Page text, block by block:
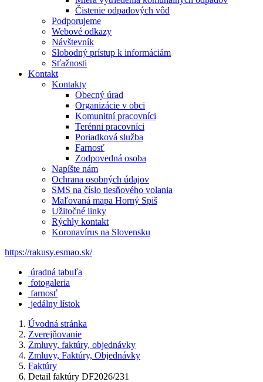
Čistenie odpadových vôd
Podporujeme
Webové odkazy
Návštevník
Slobodný prístup k informáciám
Sťažnosti
Kontakt
Kontakty
Obecný úrad
Organizácie v obci
Komunitní pracovníci
Terénni pracovníci
Poriadková služba
Farnosť
Zodpovedná osoba
Napíšte nám
Ochrana osobných údajov
SMS na číslo tiesňového volania
Maľovaná mapa Horný Spiš
Užitočné linky
Rýchly kontakt
Koronavírus na Slovensku
https://rakusy.esmao.sk/
úradná tabuľa
fotogaleria
farnosť
jedálny lístok
Úvodná stránka
Zverejňovanie
Zmluvy, faktúry, objednávky
Zmluvy, Faktúry, Objednávky
Faktúry
Detail faktúry DF2026/231